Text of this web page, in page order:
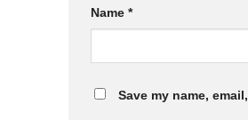
Name *
Save my name,